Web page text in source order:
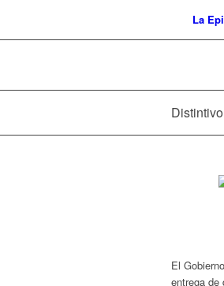
La
El
entrega de